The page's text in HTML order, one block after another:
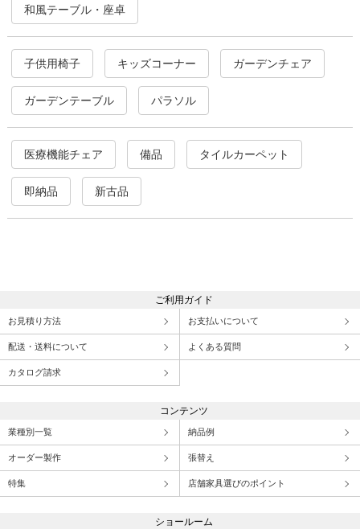
和風テーブル・座卓
子供用椅子 キッズコーナー ガーデンチェア
ガーデンテーブル パラソル
医療機能チェア 備品 タイルカーペット
即納品 新古品
ご利用ガイド
お見積り方法 お支払いについて
配送・送料について よくある質問
カタログ請求
コンテンツ
業種別一覧 納品例
オーダー製作 張替え
特集 店舗家具選びのポイント
ショールーム